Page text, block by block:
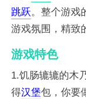
跳跃。整个游戏
游戏氛围，精致
游戏特色
1.饥肠辘辘的木
得汉堡包，你要